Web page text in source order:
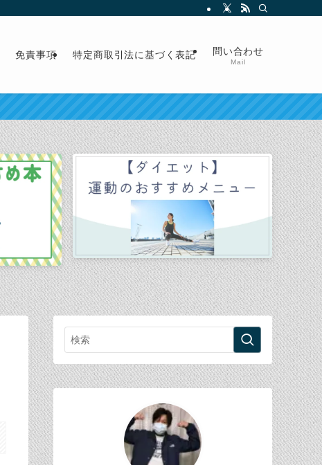
免責事項 特定商取引法に基づく表記 問い合わせ
Mail